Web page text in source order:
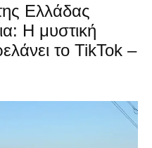
Ελλάδας
Η μυστική
το TikTok –